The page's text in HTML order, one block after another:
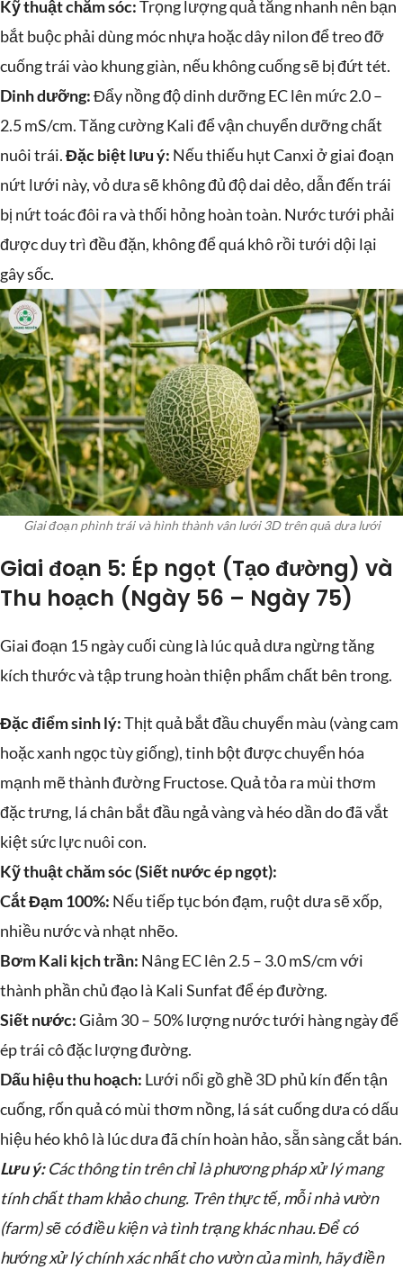
Kỹ thuật chăm sóc:Trọng lượng quả tăng nhanh nên bạn
bắt buộc phải dùng móc nhựa hoặc dây nilon để treo đỡ
cuống trái vào khung giàn, nếu không cuống sẽ bị đứt tét.
Dinh dưỡng:Đẩy nồng độ dinh dưỡng EC lên mức 2.0 –
2.5 mS/cm. Tăng cường Kali để vận chuyển dưỡng chất
nuôi trái.Đặc biệt lưu ý: Nếu thiếu hụt Canxi ở giai đoạn
nứt lưới này, vỏ dưa sẽ không đủ độ dai dẻo, dẫn đến trái
bị nứt toác đôi ra và thối hỏng hoàn toàn. Nước tưới phải
được duy trì đều đặn, không để quá khô rồi tưới dội lại
gây sốc.
Giai đoạn phình trái và hình thành vân lưới 3D trên quả dưa lưới
Giai đoạn 5: Ép ngọt (Tạo đường) và
Thu hoạch (Ngày 56 – Ngày 75)
Giai đoạn 15 ngày cuối cùng là lúc quả dưa ngừng tăng
kích thước và tập trung hoàn thiện phẩm chất bên trong.
Đặc điểm sinh lý:Thịt quả bắt đầu chuyển màu (vàng cam
hoặc xanh ngọc tùy giống), tinh bột được chuyển hóa
mạnh mẽ thành đường Fructose. Quả tỏa ra mùi thơm
đặc trưng, lá chân bắt đầu ngả vàng và héo dần do đã vắt
kiệt sức lực nuôi con.
Kỹ thuật chăm sóc (Siết nước ép ngọt):
Cắt Đạm 100%: Nếu tiếp tục bón đạm, ruột dưa sẽ xốp,
nhiều nước và nhạt nhẽo.
Bơm Kali kịch trần: Nâng EC lên 2.5 – 3.0 mS/cm với
thành phần chủ đạo là Kali Sunfat để ép đường.
Siết nước:Giảm 30 – 50% lượng nước tưới hàng ngày để
ép trái cô đặc lượng đường.
Dấu hiệu thu hoạch: Lưới nổi gồ ghề 3D phủ kín đến tận
cuống, rốn quả có mùi thơm nồng, lá sát cuống dưa có dấu
hiệu héo khô là lúc dưa đã chín hoàn hảo, sẵn sàng cắt bán.
Lưu ý:Các thông tin trên chỉ là phương pháp xử lý mang
tính chất tham khảo chung. Trên thực tế, mỗi nhà vườn
(farm) sẽ có điều kiện và tình trạng khác nhau.Để có
hướng xử lý chính xác nhất cho vườn của mình, hãy điền